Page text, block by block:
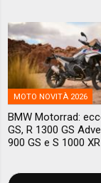
MOTO NOVITÀ 2026
BMW Motorrad:
GS, R 1300 GS
900 GS e S 1000